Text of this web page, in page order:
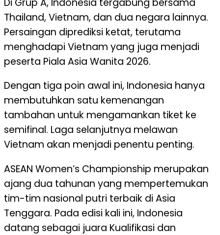
Thailand, Vietnam, dan dua negara lainnya.
Persaingan diprediksi ketat, terutama
menghadapi Vietnam yang juga menjadi
peserta Piala Asia Wanita 2026.
Dengan tiga poin awal ini, Indonesia hanya
membutuhkan satu kemenangan
tambahan untuk mengamankan tiket ke
semifinal. Laga selanjutnya melawan
Vietnam akan menjadi penentu penting.
ASEAN Women’s Championship merupakan
ajang dua tahunan yang mempertemukan
tim-tim nasional putri terbaik di Asia
Tenggara. Pada edisi kali ini, Indonesia
datang sebagai juara Kualifikasi dan